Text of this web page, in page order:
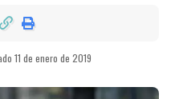
11 de enero de 2019